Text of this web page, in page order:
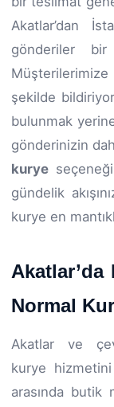
Akatlar’dan
gönderiler
şekilde
bulunmak
gönderinizin
kurye
gündelik
kurye en
Normal
Akatlar ve
kurye
arasında butik